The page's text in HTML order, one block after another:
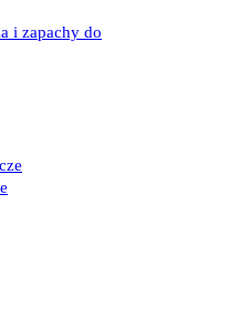
i zapachy do